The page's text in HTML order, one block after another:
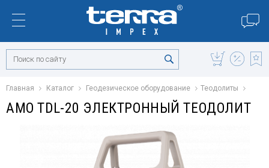
Главная Каталог Геодезическое оборудование Теодолиты
AMO TDL-20 ЭЛЕКТРОННЫЙ ТЕОДОЛИТ